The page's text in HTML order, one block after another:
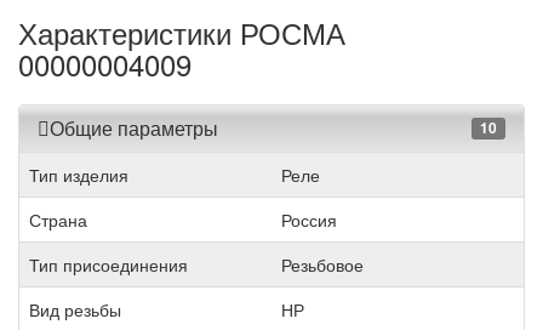
Характеристики РОСМА
00000004009
Общие параметры 10
Тип изделия
Реле
Страна
Россия
Тип присоединения
Резьбовое
Вид резьбы
НР